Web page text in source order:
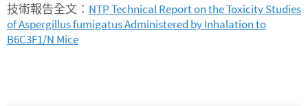
技術報告全文： NTP Technical Report on the Toxicity Studies
of Aspergillus fumigatus Administered by Inhalation to
B6C3F1/N Mice